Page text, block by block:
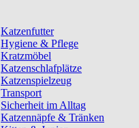
Katzenfutter
Hygiene & Pflege
Kratzmöbel
Katzenschlafplätze
Katzenspielzeug
Transport
Sicherheit im Alltag
Katzennäpfe & Tränken